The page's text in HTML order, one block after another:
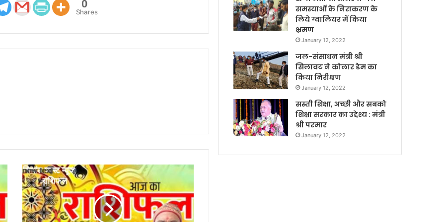
0
Shares
समस्याओं के निराकरण के
लिये ग्वालियर में किया
भ्रमण
January 12, 2022
जल-संसाधन मंत्री श्री
सिलावट ने कोलार डेम का
किया निरीक्षण
January 12, 2022
सस्ती शिक्षा, अच्छी और सबको
शिक्षा सरकार का उद्देश्य : मंत्री
श्री परमार
January 12, 2022